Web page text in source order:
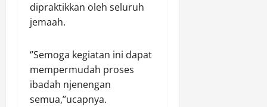
dipraktikkan oleh seluruh
jemaah.
‘’Semoga kegiatan ini dapat
mempermudah proses
ibadah njenengan
semua,’’ucapnya.